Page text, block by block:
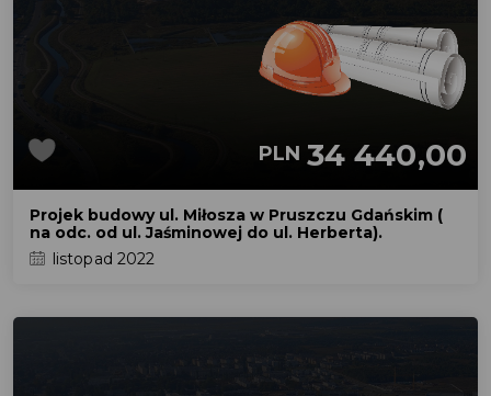
PLN 34 440,00
Projek budowy ul. Miłosza w Pruszczu Gdańskim (
na odc. od ul. Jaśminowej do ul. Herberta).
listopad 2022